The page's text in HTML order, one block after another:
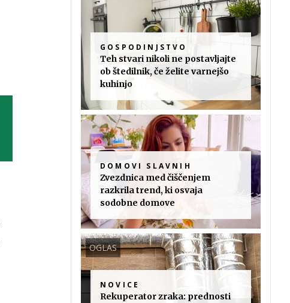
GOSPODINJSTVO
Teh stvari nikoli ne postavljajte
ob štedilnik, če želite varnejšo
kuhinjo
DOMOVI SLAVNIH
Zvezdnica med čiščenjem
razkrila trend, ki osvaja
sodobne domove
OGLAS
NOVICE
Rekuperator zraka: prednosti